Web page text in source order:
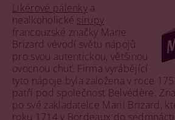
Likérové pálenky a
nealkoholické sirupy
francouzské značky Marie
Brizard vévodí světu nápojů
pro svou autentickou, většinou
ovocnou chuť. Firma vyrábějící
tyto nápoje byla založena v roce
patří pod společnost Belvédère.
po své zakladatelce Marii Brizard,
roku 1714 v Bordeaux do